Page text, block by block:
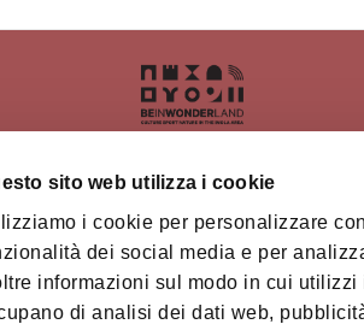
sito web utilizza i cookie
i cookie per personalizzare
dei social media e per
informazioni sul modo in cui
di analisi dei dati web,
Il territorio dell'Area
Territorio Turistico
Modena